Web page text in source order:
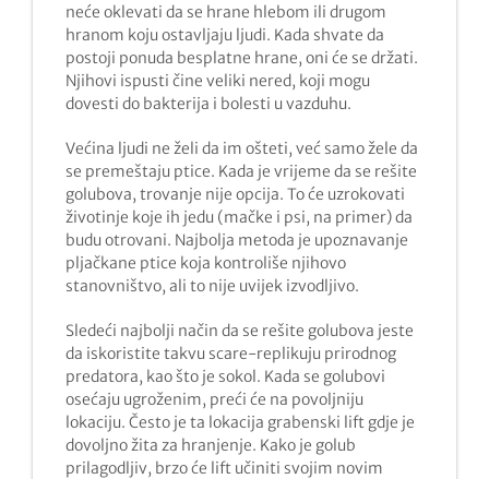
neće oklevati da se hrane hlebom ili drugom
hranom koju ostavljaju ljudi. Kada shvate da
postoji ponuda besplatne hrane, oni će se držati.
Njihovi ispusti čine veliki nered, koji mogu
dovesti do bakterija i bolesti u vazduhu.
Većina ljudi ne želi da im ošteti, već samo žele da
se premeštaju ptice. Kada je vrijeme da se rešite
golubova, trovanje nije opcija. To će uzrokovati
životinje koje ih jedu (mačke i psi, na primer) da
budu otrovani. Najbolja metoda je upoznavanje
pljačkane ptice koja kontroliše njihovo
stanovništvo, ali to nije uvijek izvodljivo.
Sledeći najbolji način da se rešite golubova jeste
da iskoristite takvu scare-replikuju prirodnog
predatora, kao što je sokol. Kada se golubovi
osećaju ugroženim, preći će na povoljniju
lokaciju. Često je ta lokacija grabenski lift gdje je
dovoljno žita za hranjenje. Kako je golub
prilagodljiv, brzo će lift učiniti svojim novim